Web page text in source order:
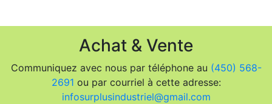
Achat & Vente
Communiquez avec nous par téléphone au (450) 568-
2691 ou par courriel à cette adresse:
infosurplusindustriel@gmail.com